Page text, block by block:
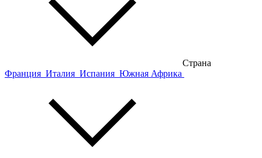
Страна
Франция Италия Испания Южная Африка